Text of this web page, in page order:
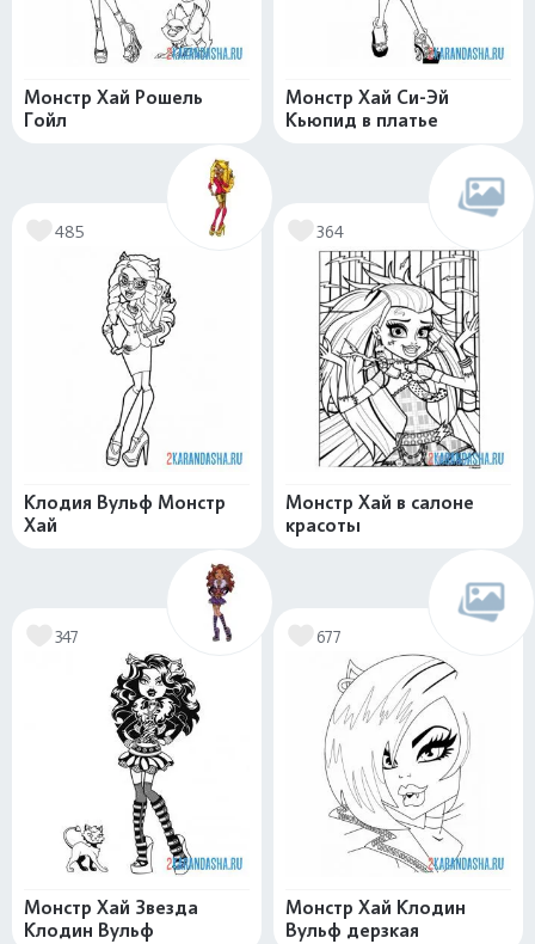
Монстр Хай Рошель
Гойл
Монстр Хай Си-Эй
Кьюпид в платье
485
Клодия Вульф Монстр
Хай
364
Монстр Хай в салоне
красоты
347
Монстр Хай Звезда
Клодин Вульф
677
Монстр Хай Клодин
Вульф дерзкая